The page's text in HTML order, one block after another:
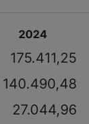
2024
175.411,25
140.490,48
27.044,96